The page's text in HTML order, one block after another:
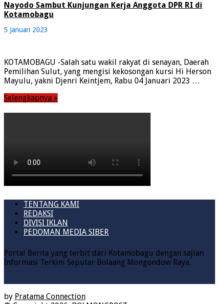
Nayodo Sambut Kunjungan Kerja Anggota DPR RI di
Kotamobagu
5 Januari 2023
KOTAMOBAGU -Salah satu wakil rakyat di senayan, Daerah
Pemilihan Sulut, yang mengisi kekosongan kursi Hi Herson
Mayulu, yakni Djenri Keintjem, Rabu 04 Januari 2023 …
Selengkapnya »
TENTANG KAMI
REDAKSI
DIVISI IKLAN
PEDOMAN MEDIA SIBER
Portal Berita yang terbit dari Kotamobagu dengan sajian
Informasi Terkini Seputar Bolaang Mongondow Raya.
by Pratama Connection